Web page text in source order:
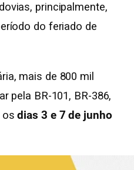
principalmente,
do feriado de
mais de 800 mil
pela BR-101, BR-386,
osdias 3 e 7 de junho